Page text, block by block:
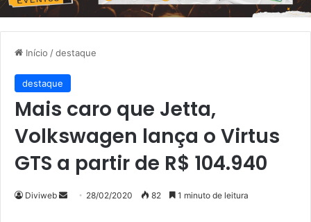
Início /destaque
destaque
Mais caro que Jetta,
Volkswagen lança o Virtus
GTS a partir de R$ 104.940
Diviweb 28/02/2020 82 1 minuto de leitura